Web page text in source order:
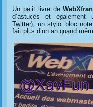
Un petit livre de
d’astuces et également
Twitter), un stylo, bloc
fait plus d’un an quand